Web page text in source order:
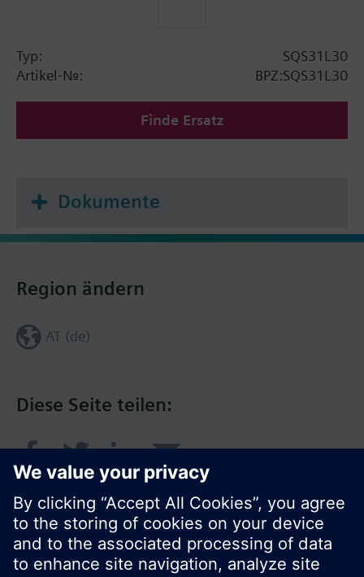
Typ:
SQS31L30
Artikel-Nr.:
BPZ:SQS31L30
Finde Ersatz
Dokumente
Diese Seite teilen:
Region ändern
AT (de)